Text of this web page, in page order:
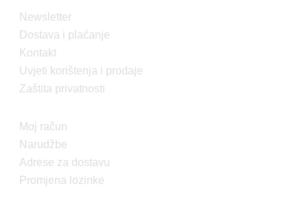
Newsletter
Dostava i plaćanje
Kontakt
Uvjeti korištenja i prodaje
Zaštita privatnosti
Moj račun
Narudžbe
Adrese za dostavu
Promjena lozinke